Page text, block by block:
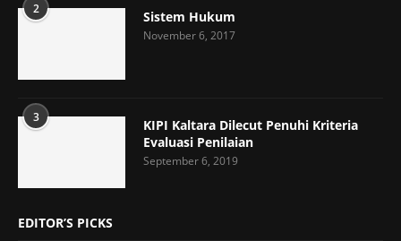
2 Sistem Hukum
November 6, 2017
3
KIPI Kaltara Dilecut Penuhi Kriteria
Evaluasi Penilaian
September 6, 2019
EDITOR’S PICKS